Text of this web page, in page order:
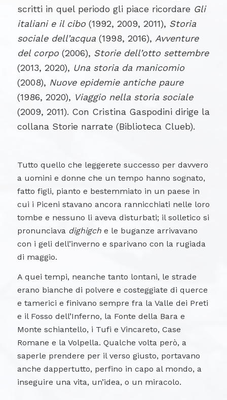
scritti in quel periodo gli piace ricordare Gli
italiani e il cibo(1992, 2009, 2011), Storia
sociale dell’acqua(1998, 2016), Avventure
del corpo(2006), Storie dell’otto settembre
(2013, 2020), Una storia da manicomio
(2008), Nuove epidemie antiche paure
(1986, 2020), Viaggio nella storia sociale
(2009, 2011). Con Cristina Gaspodini dirige la
collana Storie narrate (Biblioteca Clueb).
Tutto quello che leggerete successo per davvero
a uomini e donne che un tempo hanno sognato,
fatto figli, pianto e bestemmiato in un paese in
cui i Piceni stavano ancora rannicchiati nelle loro
tombe e nessuno li aveva disturbati; il solletico si
pronunciava dighigche le buganze arrivavano
con i geli dell’inverno e sparivano con la rugiada
di maggio.
A quei tempi, neanche tanto lontani, le strade
erano bianche di polvere e costeggiate di querce
e tamerici e finivano sempre fra la Valle dei Preti
e il Fosso dell’Inferno, la Fonte della Bara e
Monte schiantello, i Tufi e Vincareto, Case
Romane e la Volpella. Qualche volta però, a
saperle prendere per il verso giusto, portavano
anche dappertutto, perfino in capo al mondo, a
inseguire una vita, un’idea, o un miracolo.